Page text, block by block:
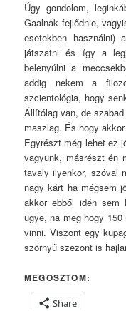
Úgy gondolom,
Gaalnak fejlődnie,
esetekben használni)
játszatni és így a
belenyúlni a
addig nekem a
szcientológia, hogy
Állítólag van, de
maszlag. És hogy
Egyrészt még lehet ez
vagyunk, másrészt én
tavaly ilyenkor, szóval
nagy kárt ha mégsem
akkor ebből idén
ugye, na meg hogy
vinni. Viszont egy
szörnyű szezont is
MEGOSZTOM:
Share